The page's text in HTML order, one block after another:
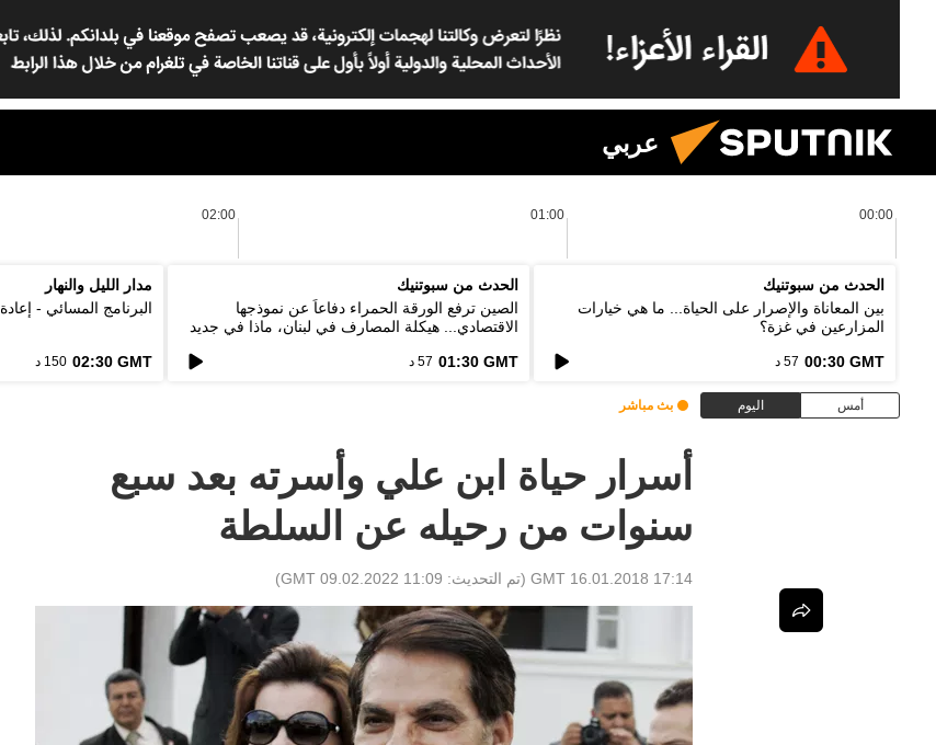
عربي
00:00
01:00
02:00
الحدث من سبوتنيك
بين المعاناة والإصرار على الحياة... ما هي خيارات
المزارعين في غزة؟
00:30 GMT 57 د
الحدث من سبوتنيك
الصين ترفع الورقة الحمراء دفاعاً عن نموذجها
الاقتصادي... هيكلة المصارف في لبنان، ماذا في جديد
01:30 GMT 57 د
مدار الليل والنهار
البرنامج المسائي - إعادة
02:30 GMT 150 د
أمس اليوم بث مباشر
أسرار حياة ابن علي وأسرته بعد سبع
سنوات من رحيله عن السلطة
17:14 GMT 16.01.2018 (تم التحديث: 11:09 GMT 09.02.2022
)